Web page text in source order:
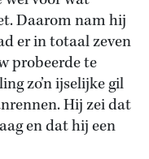
Daarom nam hij
er in totaal zeven
probeerde te
zo’n ijselijke gil
Hij zei dat
en dat hij een